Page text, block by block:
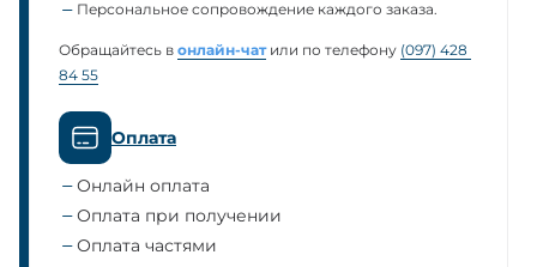
Персональное сопровождение каждого заказа.
Обращайтесь в онлайн-чатили по телефону (097) 428
84 55
Оплата
Онлайн оплата
Оплата при получении
Оплата частями